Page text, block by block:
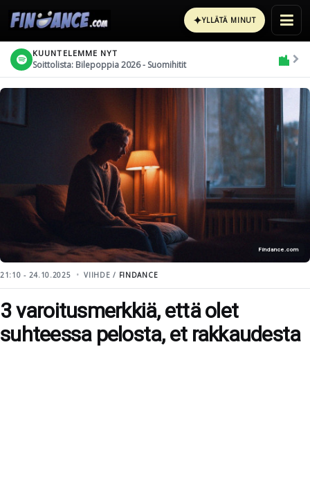
✦YLLÄTÄ MINUT
KUUNTELEMME NYT
Soittolista: Bilepoppia 2026 - Suomihitit
Findance.com
21:10 - 24.10.2025 VIIHDE / FINDANCE
3 varoitusmerkkiä, että olet
suhteessa pelosta, et rakkaudesta